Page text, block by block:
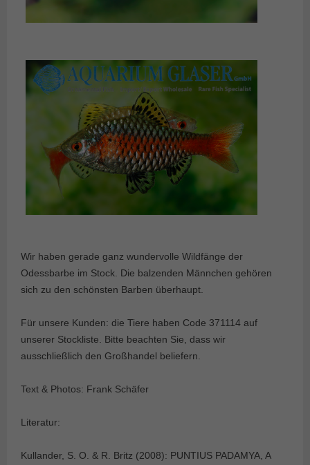
Wir haben gerade ganz wundervolle Wildfänge der
Odessbarbe im Stock. Die balzenden Männchen gehören
sich zu den schönsten Barben überhaupt.
Für unsere Kunden: die Tiere haben Code 371114 auf
unserer Stockliste. Bitte beachten Sie, dass wir
ausschließlich den Großhandel beliefern.
Text & Photos: Frank Schäfer
Literatur:
Kullander, S. O. & R. Britz (2008): PUNTIUS PADAMYA, A